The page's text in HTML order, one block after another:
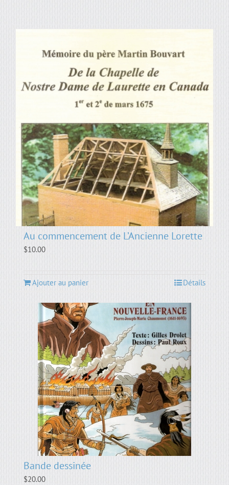
Au commencement de L’Ancienne Lorette
$10.00
Ajouter au panier Détails
Bande dessinée
$20.00